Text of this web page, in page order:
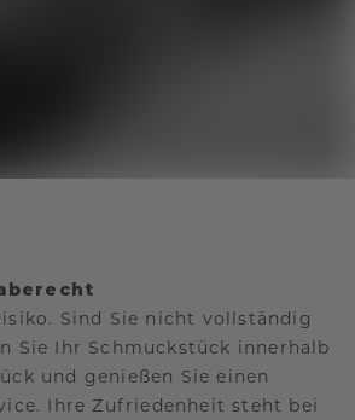
Sind Sie nicht vollständig
Sie Ihr Schmuckstück innerhalb
und genießen Sie einen
Ihre Zufriedenheit steht bei